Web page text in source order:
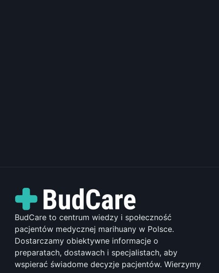
BudCare to centrum wiedzy i społeczność
pacjentów medycznej marihuany w Polsce.
Dostarczamy obiektywne informacje o
preparatach, dostawach i specjalistach, aby
wspierać świadome decyzje pacjentów. Wierzymy